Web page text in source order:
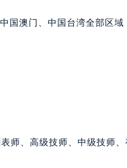
前预约）
（需提前预约）
约）
室（需提前预约）
07室（需提前预约）
国澳门、中国台湾全部区
师、高级技师、中级技师